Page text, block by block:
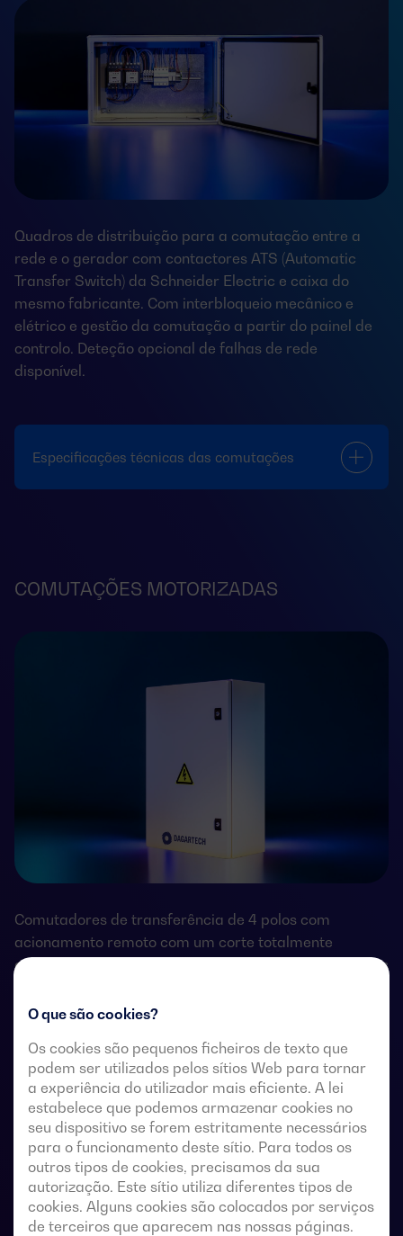
O que são cookies?
Os cookies são pequenos ficheiros de texto que
podem ser utilizados pelos sítios Web para tornar
a experiência do utilizador mais eficiente. A lei
estabelece que podemos armazenar cookies no
seu dispositivo se forem estritamente necessários
para o funcionamento deste sítio. Para todos os
outros tipos de cookies, precisamos da sua
autorização. Este sítio utiliza diferentes tipos de
cookies. Alguns cookies são colocados por serviços
de terceiros que aparecem nas nossas páginas.
Quadros de distribuição para a comutação entre a
rede e o gerador com contactores ATS (Automatic
Transfer Switch) da Schneider Electric e caixa do
mesmo fabricante. Com interbloqueio mecânico e
elétrico e gestão da comutação a partir do painel de
controlo. Deteção opcional de falhas de rede
disponível.
Especificações técnicas das comutações
COMUTAÇÕES MOTORIZADAS
Comutadores de transferência de 4 polos com
acionamento remoto com um corte totalmente
aparente. Permitem a transferência em carga de duas
remotos sem tensão, a partir de um controlador
ou um interruptor.
Estes são concebidos para utilização em sistemas de
baixa tensão que admitem uma breve interrupção da
energia durante a transferência.
Especificações técnicas das comutações